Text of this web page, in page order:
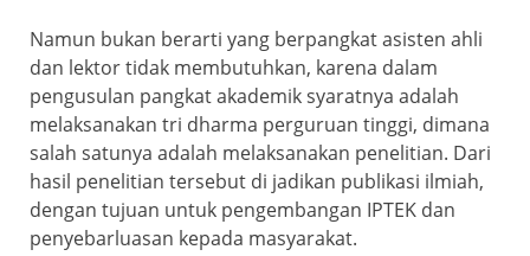
Namun bukan berarti yang berpangkat asisten ahli
dan lektor tidak membutuhkan, karena dalam
pengusulan pangkat akademik syaratnya adalah
melaksanakan tri dharma perguruan tinggi, dimana
salah satunya adalah melaksanakan penelitian. Dari
hasil penelitian tersebut di jadikan publikasi ilmiah,
dengan tujuan untuk pengembangan IPTEK dan
penyebarluasan kepada masyarakat.